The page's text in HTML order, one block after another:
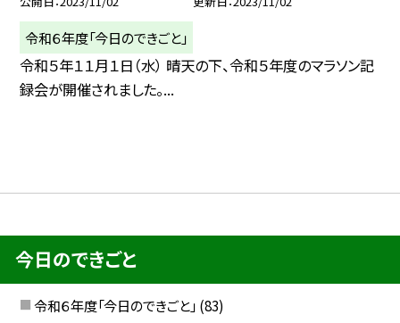
令和６年度「今日のできごと」
令和５年１１月１日（水） 晴天の下、令和５年度のマラソン記
録会が開催されました。...
今日のできごと
令和６年度「今日のできごと」 (83)